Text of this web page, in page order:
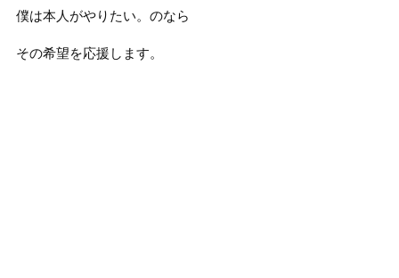
僕は本人がやりたい。のなら
その希望を応援します。